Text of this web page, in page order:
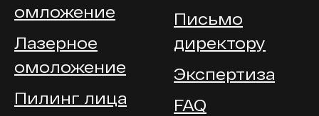
омложение
Лазерное
омоложение
Пилинг лица
Письмо
директору
Экспертиза
FAQ